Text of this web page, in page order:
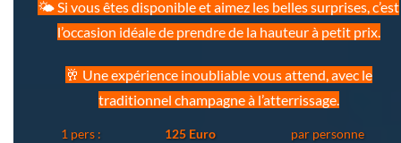
🌤️ Si vous êtes disponible et aimez les belles surprises, c’est
l’occasion idéale de prendre de la hauteur à petit prix.
🥂 Une expérience inoubliable vous attend, avec le
traditionnel champagne à l’atterrissage.
1 pers : 125 Euro par personne